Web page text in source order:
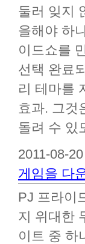
둘러 잊지
을해야 하
이드쇼를
선택 완료
리 테마를
효과. 그것
돌려 수 있
2011-08-
게임을 다
PJ 프라이
지 위대한
이트 중 하